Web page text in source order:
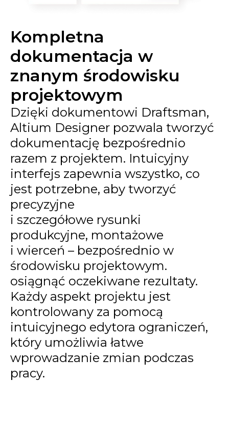
Kompletna
dokumentacja w
znanym środowisku
projektowym
Dzięki dokumentowi Draftsman,
Altium Designer pozwala tworzyć
dokumentację bezpośrednio
razem z projektem. Intuicyjny
interfejs zapewnia wszystko, co
jest potrzebne, aby tworzyć
precyzyjne
i szczegółowe rysunki
produkcyjne, montażowe
i wierceń – bezpośrednio w
środowisku projektowym.
osiągnąć oczekiwane rezultaty.
Każdy aspekt projektu jest
kontrolowany za pomocą
intuicyjnego edytora ograniczeń,
który umożliwia łatwe
wprowadzanie zmian podczas
pracy.